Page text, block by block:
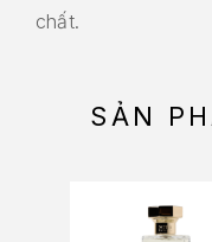
chất.
SẢN